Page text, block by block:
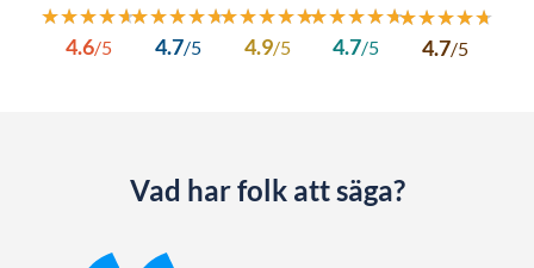
★★★★★
★★★★★
4.6/5
★★★★★
★★★★★
4.7/5
★★★★★
★★★★★
4.9/5
★★★★★
★★★★★
4.7/5
★★★★★
★★★★★
4.7/5
Vad har folk att säga?